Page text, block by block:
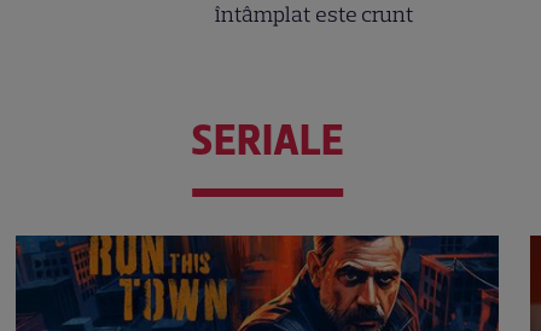
întâmplat este crunt
SERIALE